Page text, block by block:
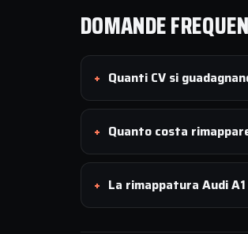
DOMANDE
Quanti CV si
Quanto costa
La rimappatura Audi